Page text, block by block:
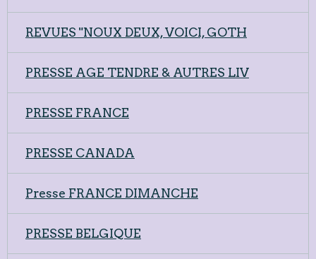
REVUES "NOUX DEUX, VOICI, GOTH
PRESSE AGE TENDRE & AUTRES LIV
PRESSE FRANCE
PRESSE CANADA
Presse FRANCE DIMANCHE
PRESSE BELGIQUE